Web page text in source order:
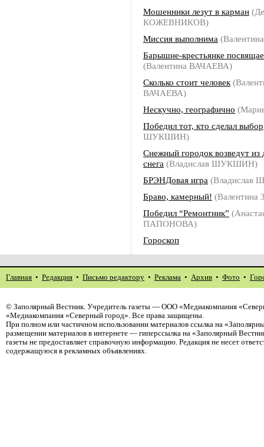
Мошенники лезут в карман
КОЖЕВНИКОВ)
Миссия выполнима
Барышне-крестьянке
(Валентина ВАЧАЕВА)
Сколько стоит человек
ВАЧАЕВА)
Нескучно, географично
Победил тот, кто сделал выбор
ШУКШИН)
Снежный городок возведут из
снега (Владислав ШУКШИН)
БРЭНДовая игра
Браво, камерный!
Победил “Ремонтник”
ПАПОНОВА)
Гороскоп
Главная • Редакция • Письмо редактору • Реклама • Архив • Фото •
© Заполярный Вестник. Учредитель газеты — ООО «Медиакомпания
«Медиакомпания «Северный город». Все права защищены.
При полном или частичном использовании материалов ссылка на
размещении материалов в интернете — гиперссылка на «Заполярный
газеты не предоставляет справочную информацию. Редакция не несет
содержащуюся в рекламных объявлениях.